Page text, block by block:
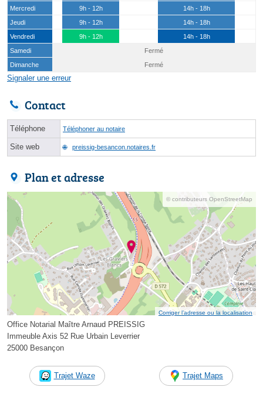
Mercredi
9h - 12h
14h - 18h
Jeudi
9h - 12h
14h - 18h
Vendredi
9h - 12h
14h - 18h
Samedi
Fermé
Dimanche
Fermé
Signaler une erreur
Contact
Téléphone Téléphoner au notaire
Site web preissig-besancon.notaires.fr
Plan et adresse
© contributeurs OpenStreetMap
Corriger l’adresse ou la localisation
Office Notarial Maître Arnaud PREISSIG
Immeuble Axis 52 Rue Urbain Leverrier
25000 Besançon
Trajet Waze Trajet Maps